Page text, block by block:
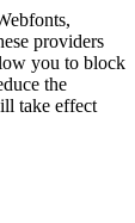
providers
you to block
the
take effect